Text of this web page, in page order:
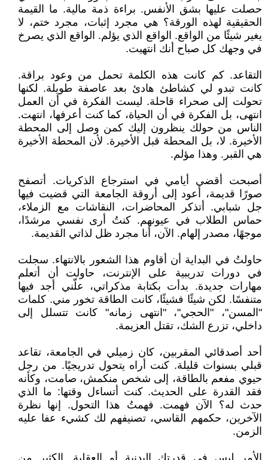
حصلت عليها بشق الأنفس. براءة ذمة مالية. ما القيمة
الحقيقية لهذه الورقة؟ هي مجرد إثبات، مجرد ختم، لا
يغير شيئًا من الواقع. الواقع الذي يؤلم. الواقع الذي يصرخ
في وجهك كل صباح أنك انتهيت.
‏التقاعد. كم كانت هذه الكلمة تحمل من وعود براقة.
كانت تبدو لي كشاطئ هادئ بعد عاصفة طويلة. لكنها
تحولت إلى صحراء قاحلة. ليست الفكرة في أن العمل
انتهى، بل الفكرة في أن الحياة، كما كنت أعرفها، انتهت.
الناس من حولك ينظرون إليك كمن وصل إلى المحطة
الأخيرة. لا، بل المحطة قبل الأخيرة. لأن المحطة الأخيرة
هي القبر. وهذا مؤلم.
‏أصبحت أقضي أيامي في استرجاع الذكريات. أتصفح
صورًا قديمة، أعود إلى أروقة الجامعة التي قضيت فيها
جل شبابي. أتذكر المحاضرات، النقاشات مع الزملاء،
حماس الطلاب في عيونهم. كنتُ أرى نفسي مرشدًا،
موجهًا، مصدر إلهام. الآن، أنا مجرد ظل لذاتي القديمة.
‏حاولتُ في البداية أن أقاوم هذا الشعور بالانتهاء. سجلت
في دورات تدريبية على الإنترنت، حاولت أن أتعلم
مهارات جديدة. بدأت بكتابة مذكراتي، علّني أجد فيها
متنفسًا. لكن شيئًا فشيئًا، كانت الطاقة تخور مني. كلمات
"المسن"، "الحجي"، "انتهى زمانه" كانت تتسلل إلى
داخلي، تزرع الشك، تقتل العزيمة.
‏أحد أصدقائي المقربين، كان زميلي في الجامعة، تقاعد
قبلي بسنوات قليلة. كنت أراه يتحول تدريجيًا. من رجل
حيوي مفعم بالطاقة، إلى شخص منكمش، صامت، وكأنه
فقد القدرة على الحديث. كنت أتساءل وقتها: ما الذي
حدث له؟ الآن فهمت. فهمتُ هذا التحول. إنها نظرة
الآخرين، حكمهم القاسي، تصنيفهم لك كشيء عفا عليه
الزمن.